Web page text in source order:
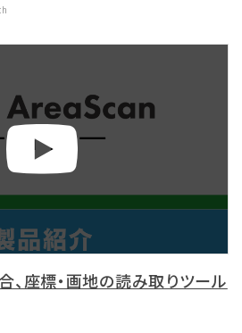
、座標・画地の読み取りツール